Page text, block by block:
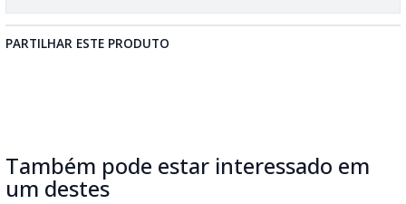
PARTILHAR ESTE PRODUTO
Também pode estar interessado em
um destes